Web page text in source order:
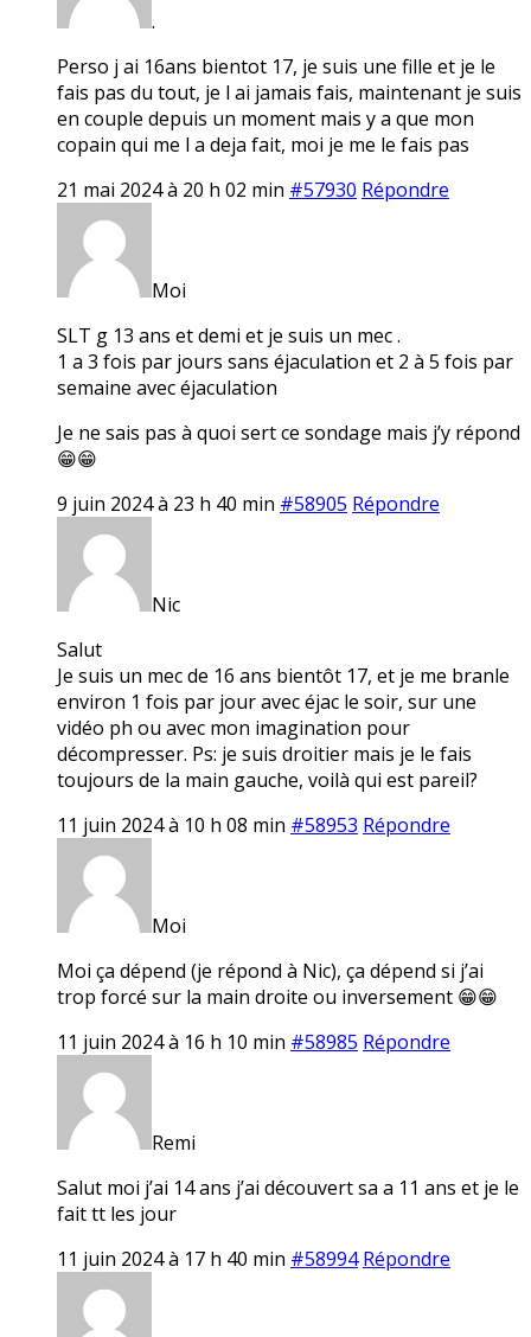
.
Perso j ai 16ans bientot 17, je suis une fille et je le
fais pas du tout, je l ai jamais fais, maintenant je suis
en couple depuis un moment mais y a que mon
copain qui me l a deja fait, moi je me le fais pas
21 mai 2024 à 20 h 02 min #57930 Répondre
Moi
SLT g 13 ans et demi et je suis un mec .
1 a 3 fois par jours sans éjaculation et 2 à 5 fois par
semaine avec éjaculation
Je ne sais pas à quoi sert ce sondage mais j’y répond
😁😁
9 juin 2024 à 23 h 40 min #58905 Répondre
Nic
Salut
Je suis un mec de 16 ans bientôt 17, et je me branle
environ 1 fois par jour avec éjac le soir, sur une
vidéo ph ou avec mon imagination pour
décompresser. Ps: je suis droitier mais je le fais
toujours de la main gauche, voilà qui est pareil?
11 juin 2024 à 10 h 08 min #58953 Répondre
Moi
Moi ça dépend (je répond à Nic), ça dépend si j’ai
trop forcé sur la main droite ou inversement 😁😁
11 juin 2024 à 16 h 10 min #58985 Répondre
Remi
Salut moi j’ai 14 ans j’ai découvert sa a 11 ans et je le
fait tt les jour
11 juin 2024 à 17 h 40 min #58994 Répondre